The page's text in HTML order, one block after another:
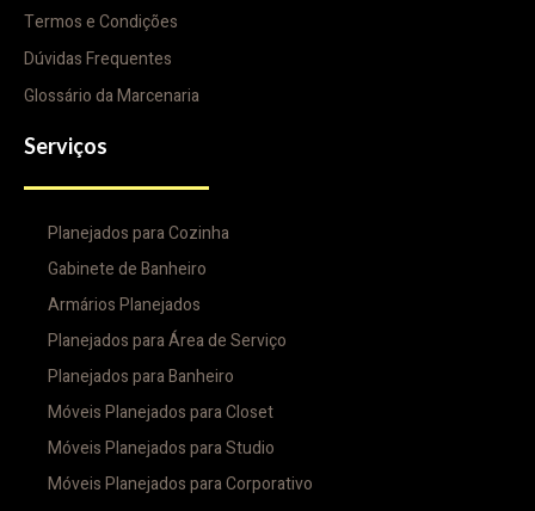
Termos e Condições
Dúvidas Frequentes
Glossário da Marcenaria
Serviços
Planejados para Cozinha
Gabinete de Banheiro
Armários Planejados
Planejados para Área de Serviço
Planejados para Banheiro
Móveis Planejados para Closet
Móveis Planejados para Studio
Móveis Planejados para Corporativo